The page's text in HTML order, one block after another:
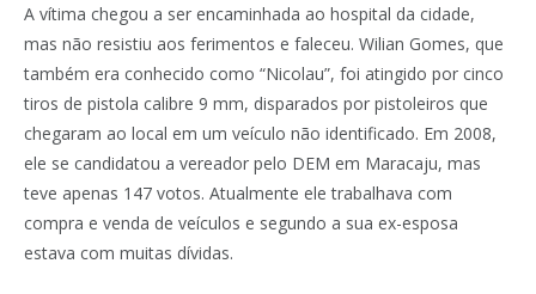
A vítima chegou a ser encaminhada ao hospital da cidade,
mas não resistiu aos ferimentos e faleceu. Wilian Gomes, que
também era conhecido como “Nicolau”, foi atingido por cinco
tiros de pistola calibre 9 mm, disparados por pistoleiros que
chegaram ao local em um veículo não identificado. Em 2008,
ele se candidatou a vereador pelo DEM em Maracaju, mas
teve apenas 147 votos. Atualmente ele trabalhava com
compra e venda de veículos e segundo a sua ex-esposa
estava com muitas dívidas.